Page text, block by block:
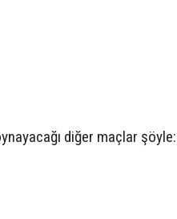
diğer maçlar şöyle: